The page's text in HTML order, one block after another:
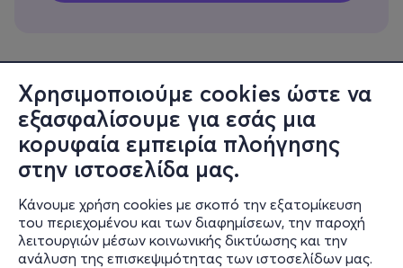
Χρησιμοποιούμε cookies ώστε να
εξασφαλίσουμε για εσάς μια
κορυφαία εμπειρία πλοήγησης
στην ιστοσελίδα μας.
Κάνουμε χρήση cookies με σκοπό την εξατομίκευση
του περιεχομένου και των διαφημίσεων, την παροχή
λειτουργιών μέσων κοινωνικής δικτύωσης και την
ανάλυση της επισκεψιμότητας των ιστοσελίδων μας.
Πληροφορίες
Υποστήριξη
Stay Connected